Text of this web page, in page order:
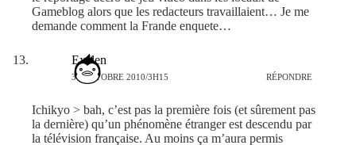
Gameblog alors que les redacteurs travaillaient… Je me
demande comment la Frande enquete…
Exelen
31 OCTOBRE 2010/3H15 RÉPONDRE
Ichikyo > bah, c’est pas la première fois (et sûrement pas
la dernière) qu’un phénomène étranger est descendu par
la télévision française. Au moins ça m’aura permis